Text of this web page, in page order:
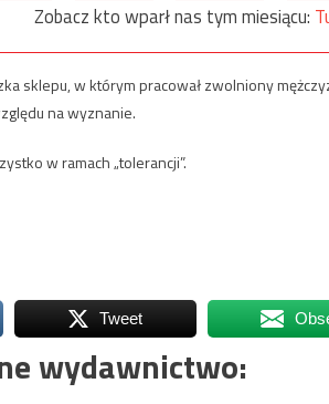
Zobacz kto wparł nas tym miesiącu:
sklepu, w którym pracował zwolniony
na wyznanie.
w ramach „tolerancji”.
Tweet
wydawnictwo: